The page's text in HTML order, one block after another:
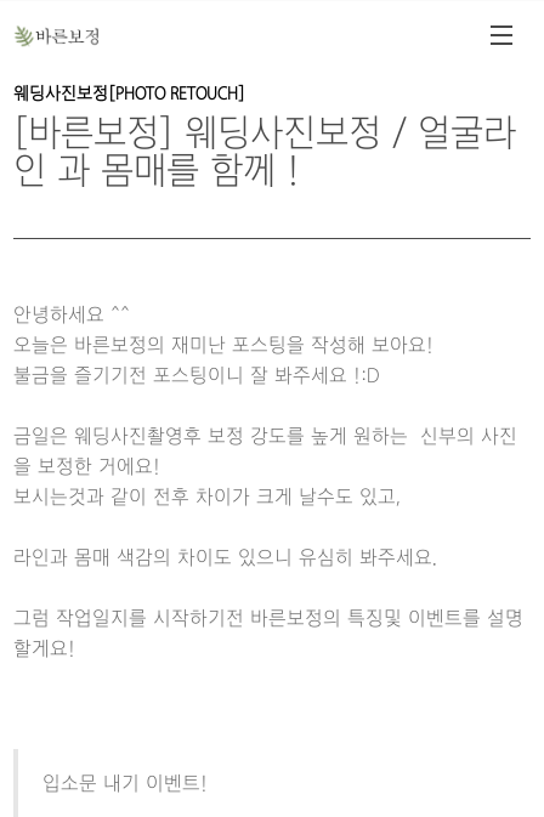
웨딩사진보정[PHOTO RETOUCH]
[바른보정] 웨딩사진보정 / 얼굴라
인 과 몸매를 함께 !
안녕하세요 ^^
오늘은 바른보정의 재미난 포스팅을 작성해 보아요!
불금을 즐기기전 포스팅이니 잘 봐주세요 !:D
금일은 웨딩사진촬영후 보정 강도를 높게 원하는 신부의 사진
을 보정한 거에요!
보시는것과 같이 전후 차이가 크게 날수도 있고,
라인과 몸매 색감의 차이도 있으니 유심히 봐주세요.
그럼 작업일지를 시작하기전 바른보정의 특징및 이벤트를 설명
할게요!
입소문 내기 이벤트!